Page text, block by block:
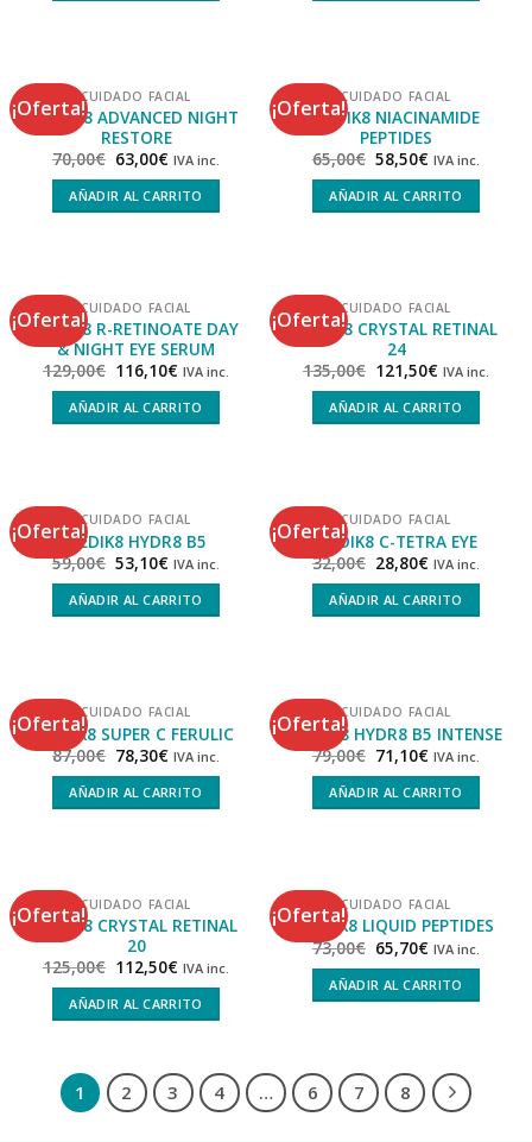
¡Oferta!CUIDADO FACIAL
MEDIK8 ADVANCED NIGHT
RESTORE
70,00€ 63,00€ IVA inc.
AÑADIR AL CARRITO
¡Oferta!CUIDADO FACIAL
MEDIK8 NIACINAMIDE
PEPTIDES
65,00€ 58,50€ IVA inc.
AÑADIR AL CARRITO
¡Oferta!CUIDADO FACIAL
MEDIK8 R-RETINOATE DAY
& NIGHT EYE SERUM
129,00€ 116,10€ IVA inc.
AÑADIR AL CARRITO
¡Oferta!CUIDADO FACIAL
MEDIK8 CRYSTAL RETINAL
24
135,00€ 121,50€ IVA inc.
AÑADIR AL CARRITO
¡Oferta!CUIDADO FACIAL
MEDIK8 HYDR8 B5
59,00€ 53,10€ IVA inc.
AÑADIR AL CARRITO
¡Oferta!CUIDADO FACIAL
MEDIK8 C-TETRA EYE
32,00€ 28,80€ IVA inc.
AÑADIR AL CARRITO
¡Oferta!CUIDADO FACIAL
MEDIK8 SUPER C FERULIC
87,00€ 78,30€ IVA inc.
AÑADIR AL CARRITO
¡Oferta!CUIDADO FACIAL
MEDIK8 HYDR8 B5 INTENSE
79,00€ 71,10€ IVA inc.
AÑADIR AL CARRITO
¡Oferta!CUIDADO FACIAL
MEDIK8 CRYSTAL RETINAL
20
125,00€ 112,50€ IVA inc.
AÑADIR AL CARRITO
¡Oferta!CUIDADO FACIAL
MEDIK8 LIQUID PEPTIDES
73,00€ 65,70€ IVA inc.
AÑADIR AL CARRITO
1 2 3 4 … 6 7 8